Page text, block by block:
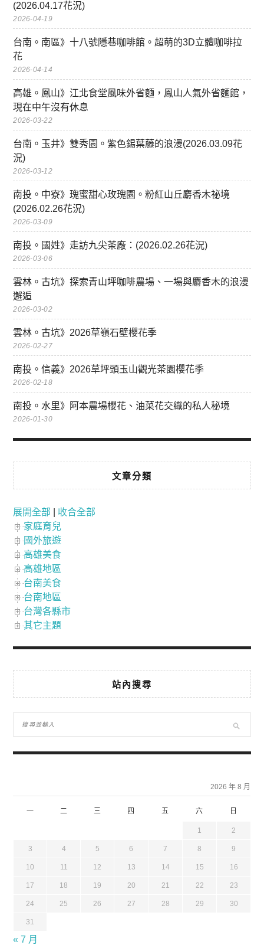
(2026.04.17花況)
2026-04-19
台南。南區》十八號隱巷咖啡館。超萌的3D立體咖啡拉
花
2026-04-14
高雄。鳳山》江北食堂風味外省麵，鳳山人氣外省麵館，
現在中午沒有休息
2026-03-22
台南。玉井》雙秀園。紫色錫葉藤的浪漫(2026.03.09花
況)
2026-03-12
南投。中寮》瑰蜜甜心玫瑰園。粉紅山丘麝香木祕境
(2026.02.26花況)
2026-03-09
南投。國姓》走訪九尖茶廠：(2026.02.26花況)
2026-03-06
雲林。古坑》探索青山坪咖啡農場、一場與麝香木的浪漫
邂逅
2026-03-02
雲林。古坑》2026草嶺石壁櫻花季
2026-02-27
南投。信義》2026草坪頭玉山觀光茶園櫻花季
2026-02-18
南投。水里》阿本農場櫻花、油菜花交織的私人秘境
2026-01-30
文章分類
展開全部
收合全部
家庭育兒
國外旅遊
高雄美食
高雄地區
台南美食
台南地區
台灣各縣市
其它主題
站內搜尋
2026 年 8 月
一 二 三 四 五 六 日
1 2
3 4 5 6 7 8 9
10 11 12 13 14 15 16
17 18 19 20 21 22 23
24 25 26 27 28 29 30
31
« 7 月